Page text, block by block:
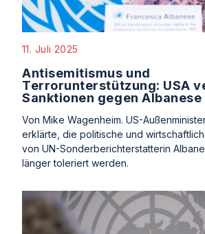
11. Juli 2025
Antisemitismus und
Terrorunterstützung: USA
Sanktionen gegen Albanese
Von Mike Wagenheim. US-
erklärte, die politische und
von UN-Sonderberichterstatterin
länger toleriert werden.